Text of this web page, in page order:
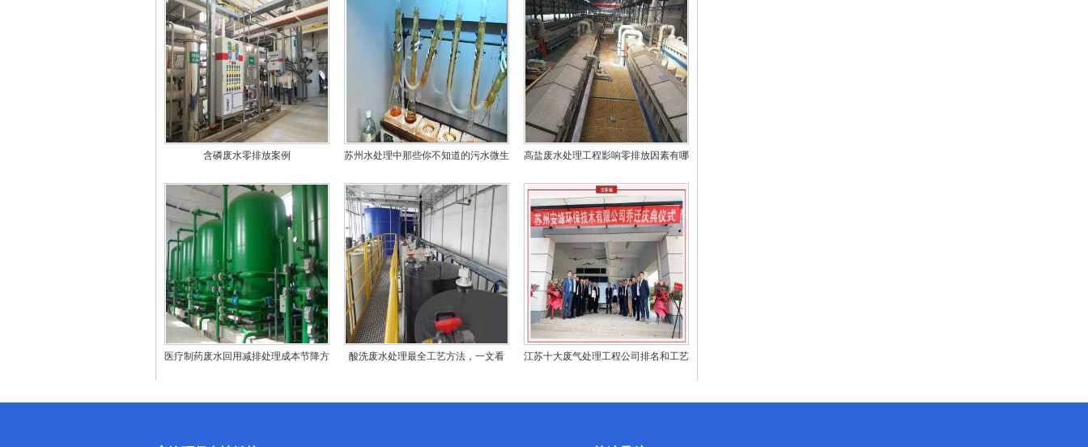
含磷废水零排放案例
苏州水处理中那些你不知道的污水微生
高盐废水处理工程影响零排放因素有哪
医疗制药废水回用减排处理成本节降方
酸洗废水处理最全工艺方法，一文看
江苏十大废气处理工程公司排名和工艺